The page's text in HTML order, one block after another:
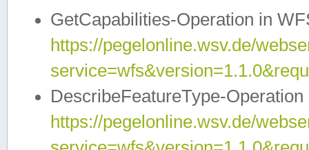
GetCapabilities-Operation in
https://pegelonline.wsv.de/
DescribeFeatureType-
https://pegelonline.wsv.de/